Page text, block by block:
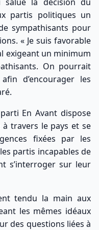
partis politiques un
sympathisants pour
« Je suis favorable
exigeant un minimum
On pourrait
d’encourager les
En Avant dispose
travers le pays et se
fixées par les
partis incapables de
s’interroger sur leur
tendu la main aux
les mêmes idéaux
des questions liées à